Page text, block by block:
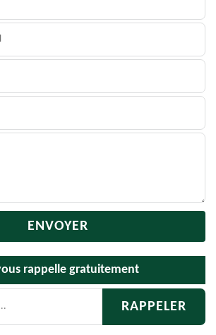
rappelle gratuitement